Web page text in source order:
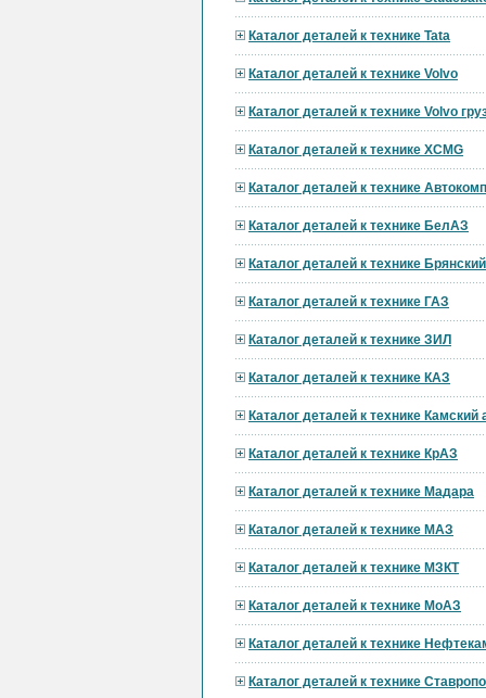
Каталог деталей к технике Tata
Каталог деталей к технике Volvo
Каталог деталей к технике Volvo
Каталог деталей к технике XCMG
Каталог деталей к технике
Каталог деталей к технике БелАЗ
Каталог деталей к технике
Каталог деталей к технике ГАЗ
Каталог деталей к технике ЗИЛ
Каталог деталей к технике КАЗ
Каталог деталей к технике Камский
Каталог деталей к технике КрАЗ
Каталог деталей к технике Мадара
Каталог деталей к технике МАЗ
Каталог деталей к технике МЗКТ
Каталог деталей к технике МоАЗ
Каталог деталей к технике
Каталог деталей к технике